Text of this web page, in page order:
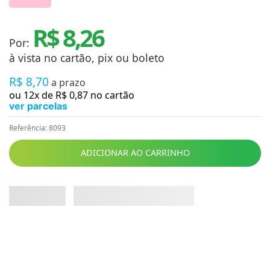
Por: R$ 8,26
à vista no cartão, pix ou boleto
R$ 8,70 a prazo
ou 12x de R$0,87 no cartão
ver parcelas
Referência:8093
ADICIONAR AO CARRINHO